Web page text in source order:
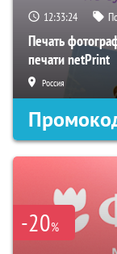
12:33:23
Печать
печати netPrint
Россия
-20%